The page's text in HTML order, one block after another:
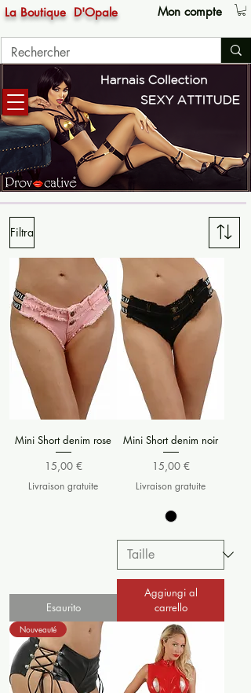
La Boutique D'Opale Mon compte
Filtra
Mini Short denim rose
Prezzo
15,00 €
Livraison gratuite
Esaurito
Mini Short denim noir
Prezzo
15,00 €
Livraison gratuite
Aggiungi al
carrello
Nouveauté